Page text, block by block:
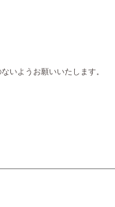
いようお願いいたします。